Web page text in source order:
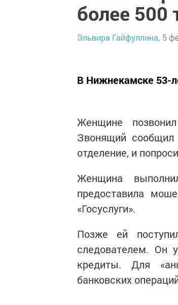
более 500
Эльвира Гайфуллина, 5
В Нижнекамске 53-
Женщине
Звонящий сообщил
отделение, и
Женщина
предоставила
«Госуслуги».
Позже ей
следователем. Он
кредиты. Для
банковских